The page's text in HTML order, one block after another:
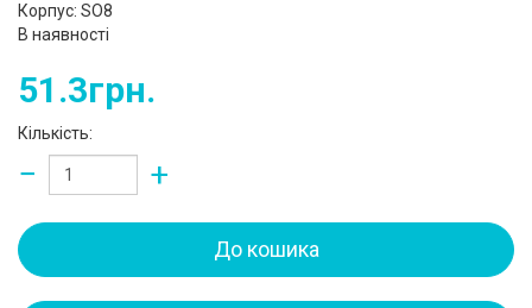
Корпус: SO8
В наявності
51.3грн.
Кількість:
− +
До кошика